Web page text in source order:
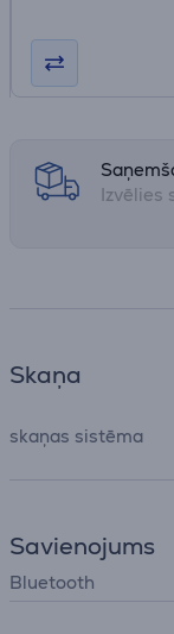
Izvēlies
Skaņa
skaņas sistēma
Savienojums
Bluetooth